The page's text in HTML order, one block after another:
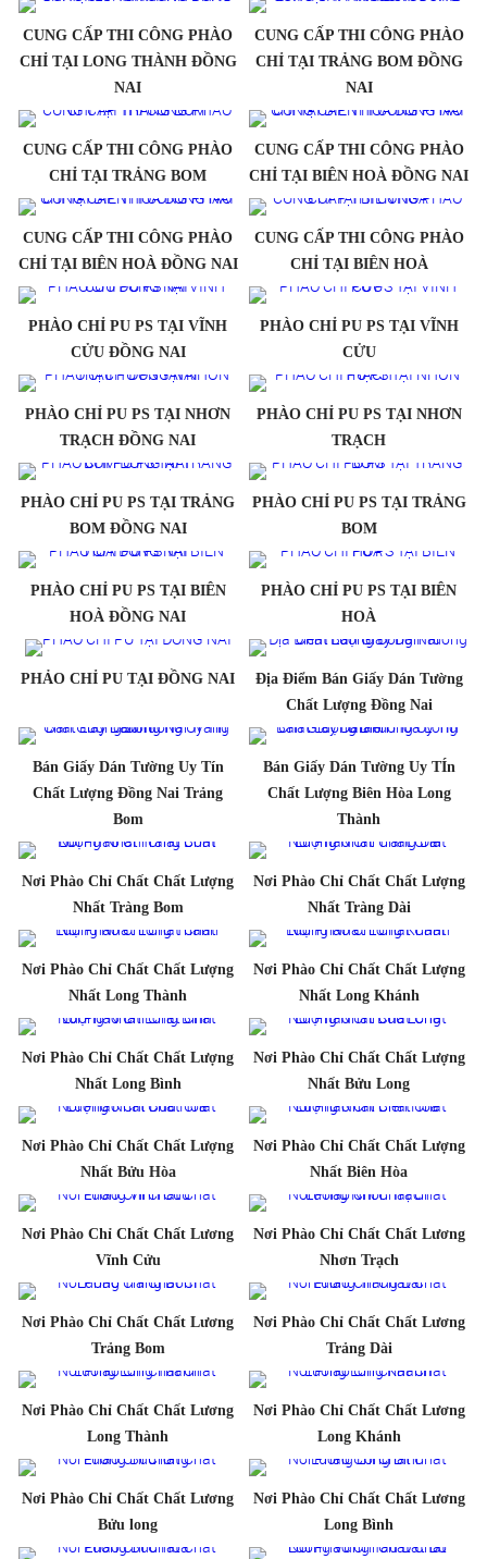
CUNG CẤP THI CÔNG PHÀO
CHỈ TẠI LONG THÀNH ĐỒNG
NAI
CUNG CẤP THI CÔNG PHÀO
CHỈ TẠI TRẢNG BOM ĐỒNG
NAI
CUNG CẤP THI CÔNG PHÀO
CHỈ TẠI TRẢNG BOM
CUNG CẤP THI CÔNG PHÀO
CHỈ TẠI BIÊN HOÀ ĐỒNG NAI
CUNG CẤP THI CÔNG PHÀO
CHỈ TẠI BIÊN HOÀ ĐỒNG NAI
CUNG CẤP THI CÔNG PHÀO
CHỈ TẠI BIÊN HOÀ
PHÀO CHỈ PU PS TẠI VĨNH
CỬU ĐỒNG NAI
PHÀO CHỈ PU PS TẠI VĨNH
CỬU
PHÀO CHỈ PU PS TẠI NHƠN
TRẠCH ĐỒNG NAI
PHÀO CHỈ PU PS TẠI NHƠN
TRẠCH
PHÀO CHỈ PU PS TẠI TRẢNG
BOM ĐỒNG NAI
PHÀO CHỈ PU PS TẠI TRẢNG
BOM
PHÀO CHỈ PU PS TẠI BIÊN
HOÀ ĐỒNG NAI
PHÀO CHỈ PU PS TẠI BIÊN
HOÀ
PHẢO CHỈ PU TẠI ĐỒNG NAI
Địa Điểm Bán Giấy Dán Tường
Chất Lượng Đồng Nai
Bán Giấy Dán Tường Uy Tín
Chất Lượng Đồng Nai Trảng
Bom
Bán Giấy Dán Tường Uy TÍn
Chất Lượng Biên Hòa Long
Thành
Nơi Phào Chỉ Chất Chất Lượng
Nhất Tràng Bom
Nơi Phào Chỉ Chất Chất Lượng
Nhất Tràng Dài
Nơi Phào Chỉ Chất Chất Lượng
Nhất Long Thành
Nơi Phào Chỉ Chất Chất Lượng
Nhất Long Khánh
Nơi Phào Chỉ Chất Chất Lượng
Nhất Long Bình
Nơi Phào Chỉ Chất Chất Lượng
Nhất Bửu Long
Nơi Phào Chỉ Chất Chất Lượng
Nhất Bửu Hòa
Nơi Phào Chỉ Chất Chất Lượng
Nhất Biên Hòa
Nơi Phào Chỉ Chất Chất Lương
Vĩnh Cửu
Nơi Phào Chỉ Chất Chất Lương
Nhơn Trạch
Nơi Phào Chỉ Chất Chất Lương
Trảng Bom
Nơi Phào Chỉ Chất Chất Lương
Trảng Dài
Nơi Phào Chỉ Chất Chất Lương
Long Thành
Nơi Phào Chỉ Chất Chất Lương
Long Khánh
Nơi Phào Chỉ Chất Chất Lương
Bửu long
Nơi Phào Chỉ Chất Chất Lương
Long Bình